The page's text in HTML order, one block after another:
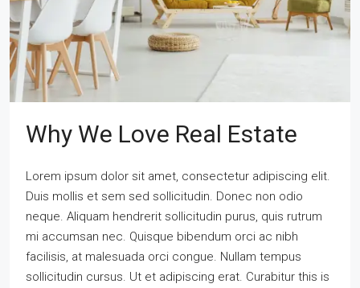
Why We Love Real Estate
Lorem ipsum dolor sit amet, consectetur adipiscing elit.
Duis mollis et sem sed sollicitudin. Donec non odio
neque. Aliquam hendrerit sollicitudin purus, quis rutrum
mi accumsan nec. Quisque bibendum orci ac nibh
facilisis, at malesuada orci congue. Nullam tempus
sollicitudin cursus. Ut et adipiscing erat. Curabitur this is